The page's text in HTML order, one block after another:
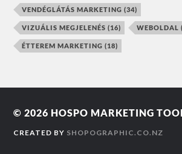
VENDÉGLÁTÁS MARKETING (34)
VIZUÁLIS MEGJELENÉS (16) WEBOLDAL
ÉTTEREM MARKETING (18)
© 2026 HOSPO MARKETING
CREATED BY SHOPOGRAPHIC.CO.NZ